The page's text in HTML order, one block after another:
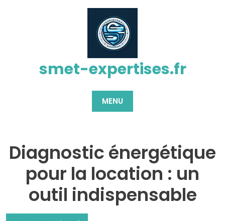
smet-expertises.fr
MENU
Diagnostic énergétique
pour la location : un
outil indispensable